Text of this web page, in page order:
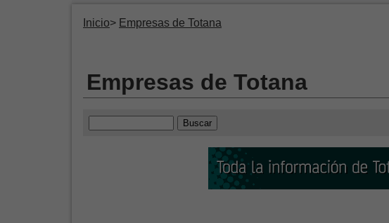
Inicio Empresas de Totana
Empresas de Totana